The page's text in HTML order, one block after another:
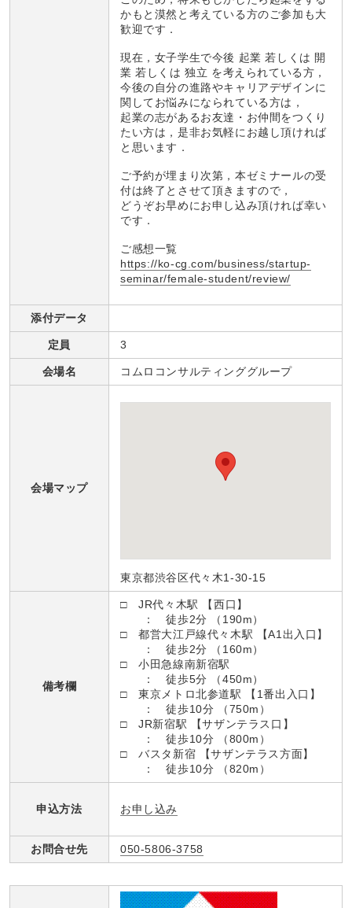
かもと漠然と考えている方のご参加も大
歓迎です．
現在，女子学生で今後 起業 若しくは 開
業 若しくは 独立 を考えられている方，
今後の自分の進路やキャリアデザインに
関してお悩みになられている方は，
起業の志があるお友達・お仲間をつくり
たい方は，是非お気軽にお越し頂ければ
と思います．
ご予約が埋まり次第，本ゼミナールの受
付は終了とさせて頂きますので，
どうぞお早めにお申し込み頂ければ幸い
です．
ご感想一覧
https://ko-cg.com/business/startup-
seminar/female-student/review/
添付データ
定員 3
会場名 コムロコンサルティンググループ
会場マップ
東京都渋谷区代々木1-30-15
備考欄
□ JR代々木駅 【西口】
： 徒歩2分 （190m）
□ 都営大江戸線代々木駅 【A1出入口】
： 徒歩2分 （160m）
□ 小田急線南新宿駅
： 徒歩5分 （450m）
□ 東京メトロ北参道駅 【1番出入口】
： 徒歩10分 （750m）
□ JR新宿駅 【サザンテラス口】
： 徒歩10分 （800m）
□ バスタ新宿 【サザンテラス方面】
： 徒歩10分 （820m）
申込方法 お申し込み
お問合せ先 050-5806-3758